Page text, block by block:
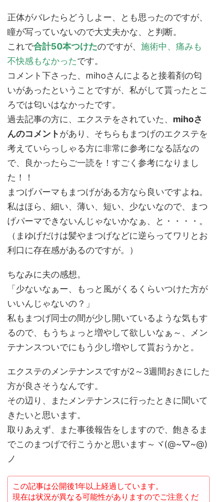
正体がバレたらどうしよー、とも思ったのですが、
瞳が写っていないので大丈夫かな、と判断。
これで合計50本つけたのですが、 施術中、痛みも
不快感もなかったです。
コメント下さった、mihoさんによると接着剤の匂
いがあったということですが、私がして貰ったとこ
ろでは匂いはなかったです。
過去記事の方に、エクステをされていた、 mihoさ
んのコメントがあり、そちらもまつげのエクステを
考えていらっしゃる方に非常に参考になる話なの
で、良かったらご一読を！すごく参考になりまし
た！！
まつげパーマもまつげがある方なら良いですよね。
私はほら、細い、薄い、短い、少ないなので、まつ
げパーマできないんじゃないかなぁ、と・・・・。
（まゆげだけは髪やまつげなどに逆らってワリとお
利口に存在感があるのですが。）
ちなみに夫の感想。
「少ないなぁー、もっと風がくるくらいつけた方が
いいんじゃないの？」
私もまつげ同士の間が少し開いているような気もす
るので、もうちょっと増やして欲しいなぁ～、メン
テナンスついでにもう少し増やして貰おうかと。
エクステのメンテナンスですが2～3週間おきにした
方が良さそうなんです。
その辺り、またメンテナンスに行ったときに聞いて
きたいと思います。
取りあえず、また事後報告をしますので、飽きるま
でこのまつげで行こうかと思います～ヾ(@~▽~@)
ノ
この記事は公開後1年以上経過しています。
現在は状況が異なる可能性がありますのでご注意くだ